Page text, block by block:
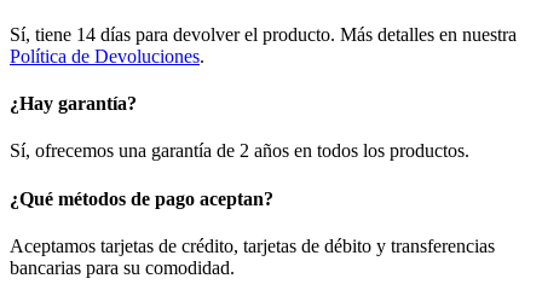
Sí, tiene 14 días para devolver el producto. Más detalles en nuestra
Política de Devoluciones.
¿Hay garantía?
Sí, ofrecemos una garantía de 2 años en todos los productos.
¿Qué métodos de pago aceptan?
Aceptamos tarjetas de crédito, tarjetas de débito y transferencias
bancarias para su comodidad.